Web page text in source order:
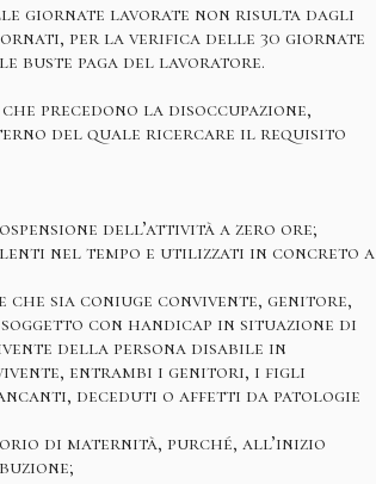
giornate lavorate non risulta dagli
per la verifica delle 30 giornate
buste paga del lavoratore.
precedono la disoccupazione,
del quale ricercare il requisito
dell’attività a zero ore;
nel tempo e utilizzati in concreto a
sia coniuge convivente, genitore,
con handicap in situazione di
della persona disabile in
entrambi i genitori, i figli
deceduti o affetti da patologie
di maternità, purché, all’inizio